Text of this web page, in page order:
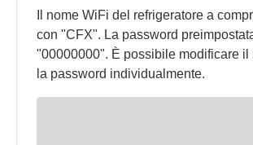
Il nome WiFi del refrigeratore a
con "CFX". La password
"00000000". È possibile modificare il
la password individualmente.